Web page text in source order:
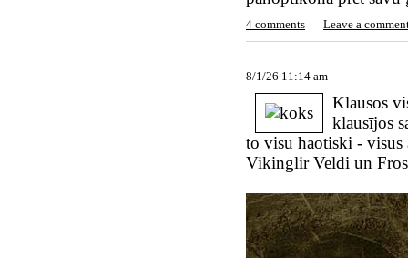
4 comments Leave a
8/1/26 11:14 am
Klausos
klausījos
to visu haotiski -
Vikinglir Veldi un